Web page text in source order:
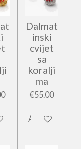
cart
Dalmat
inski
cvijet
sa
koralji
ma
€55.00
Add to cart